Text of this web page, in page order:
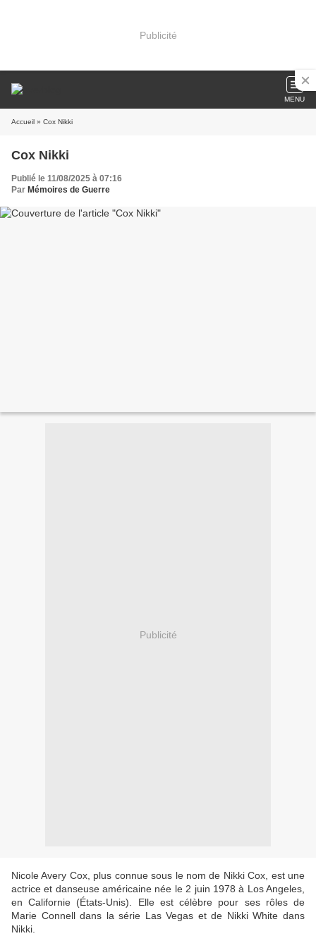
Publicité
MENU
Accueil » Cox Nikki
Cox Nikki
Publié le 11/08/2025 à 07:16
Par Mémoires de Guerre
Publicité
Nicole Avery Cox, plus connue sous le nom de Nikki Cox, est une
actrice et danseuse américaine née le 2 juin 1978 à Los Angeles,
en Californie (États-Unis). Elle est célèbre pour ses rôles de
Marie Connell dans la série Las Vegas et de Nikki White dans
Nikki.